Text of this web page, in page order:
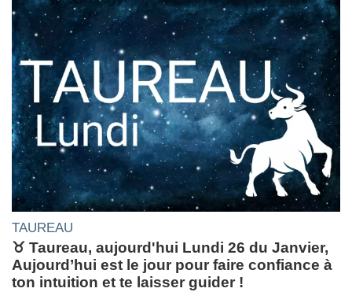
TAUREAU
♉ Taureau, aujourd'hui Lundi 26 du Janvier,
Aujourd’hui est le jour pour faire confiance à
ton intuition et te laisser guider !